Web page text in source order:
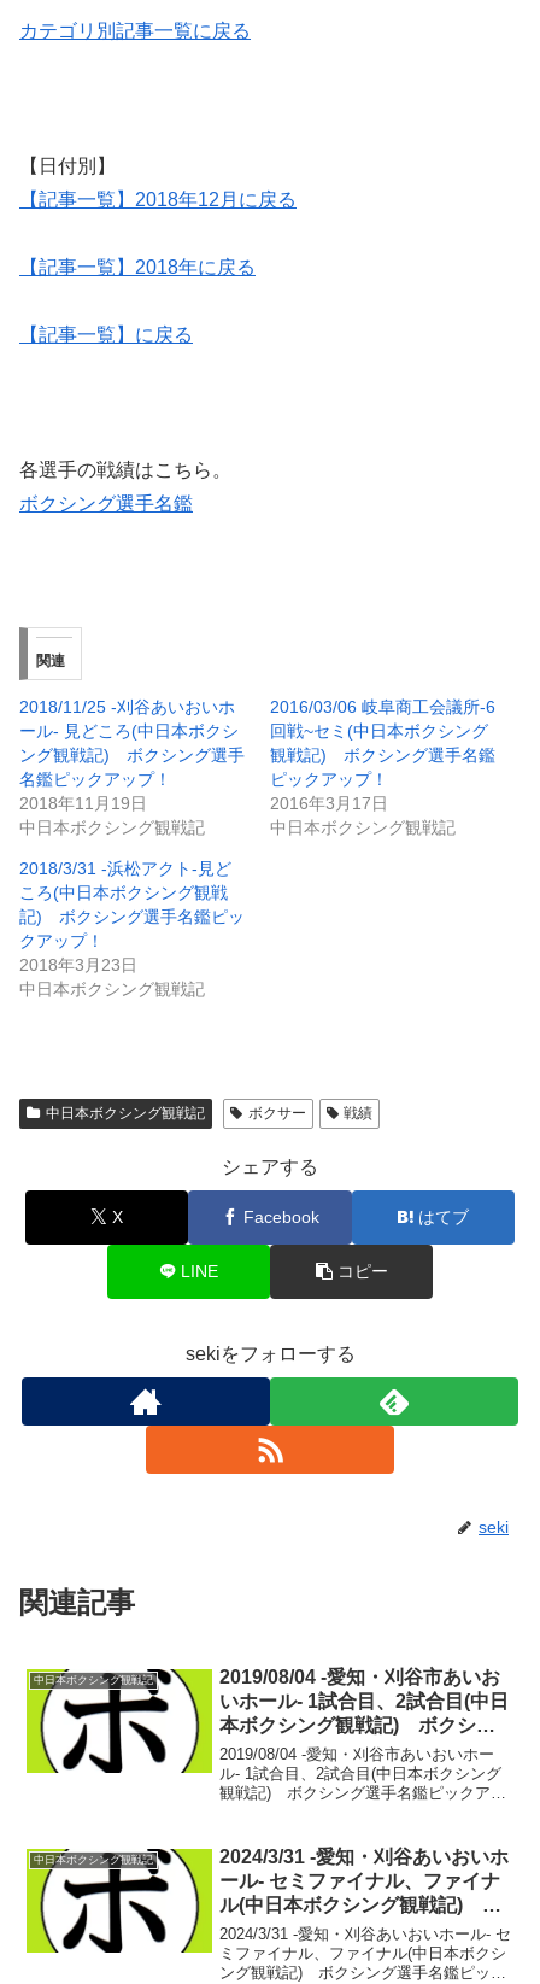
カテゴリ別記事一覧に戻る
【日付別】
【記事一覧】2018年12月に戻る
【記事一覧】2018年に戻る
【記事一覧】に戻る
各選手の戦績はこちら。
ボクシング選手名鑑
関連
2018/11/25 -刈谷あいおいホ
ール- 見どころ(中日本ボクシ
ング観戦記) ボクシング選手
名鑑ピックアップ！
2018年11月19日
中日本ボクシング観戦記
2016/03/06 岐阜商工会議所-6
回戦~セミ(中日本ボクシング
観戦記) ボクシング選手名鑑
ピックアップ！
2016年3月17日
中日本ボクシング観戦記
2018/3/31 -浜松アクト-見ど
ころ(中日本ボクシング観戦
記) ボクシング選手名鑑ピッ
クアップ！
2018年3月23日
中日本ボクシング観戦記
中日本ボクシング観戦記 ボクサー 戦績
シェアする
X Facebook はてブ
LINE コピー
sekiをフォローする
seki
関連記事
中日本ボクシング観戦記
2019/08/04 -愛知・刈谷市あいお
いホール- 1試合目、2試合目(中日
本ボクシング観戦記) ボクシン
グ選手名鑑ピックアップ！
2019/08/04 -愛知・刈谷市あいおいホー
ル- 1試合目、2試合目(中日本ボクシング
観戦記) ボクシング選手名鑑ピックアッ
拓海(中日)大畑 龍世 2戦...
中日本ボクシング観戦記
2024/3/31 -愛知・刈谷あいおいホ
ール- セミファイナル、ファイナ
ル(中日本ボクシング観戦記) ボ
クシング選手名鑑ピックアップ！
2024/3/31 -愛知・刈谷あいおいホール- セ
ミファイナル、ファイナル(中日本ボクシ
ング観戦記) ボクシング選手名鑑ピック